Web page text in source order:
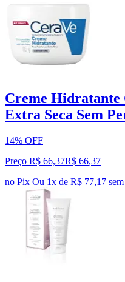
Creme Hidratante
Extra Seca Sem
14% OFF
Preço R$ 66,37R$ 66,37
no Pix Ou 1x de R$ 77,17